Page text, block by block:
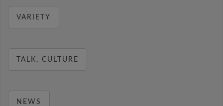
VARIETY
TALK, CULTURE
NEWS